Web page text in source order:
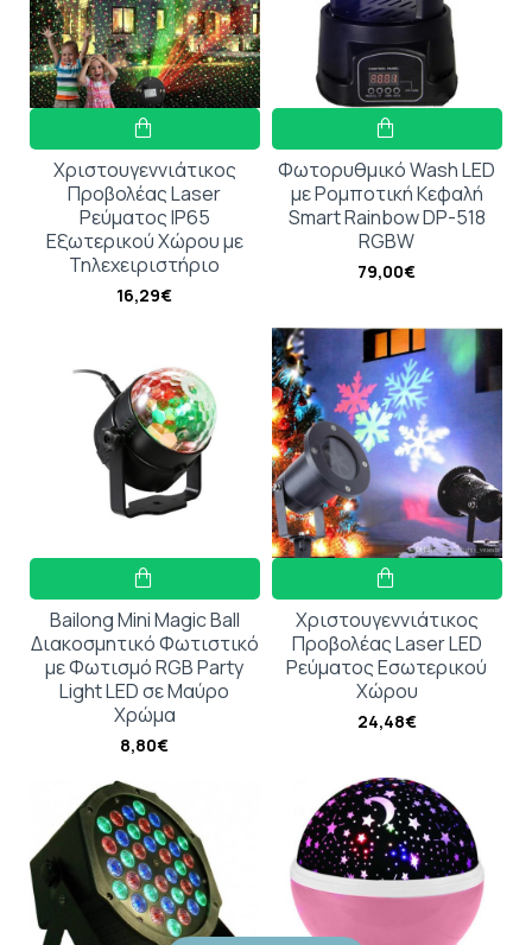
Χριστουγεννιάτικος
Προβολέας Laser
Ρεύματος IP65
Εξωτερικού Χώρου με
Τηλεχειριστήριο
16,29€
Φωτορυθμικό Wash LED
με Ρομποτική Κεφαλή
Smart Rainbow DP-518
RGBW
79,00€
Bailong Mini Magic Ball
Διακοσμητικό Φωτιστικό
με Φωτισμό RGB Party
Light LED σε Μαύρο
Χρώμα
8,80€
Χριστουγεννιάτικος
Προβολέας Laser LED
Ρεύματος Εσωτερικού
Χώρου
24,48€